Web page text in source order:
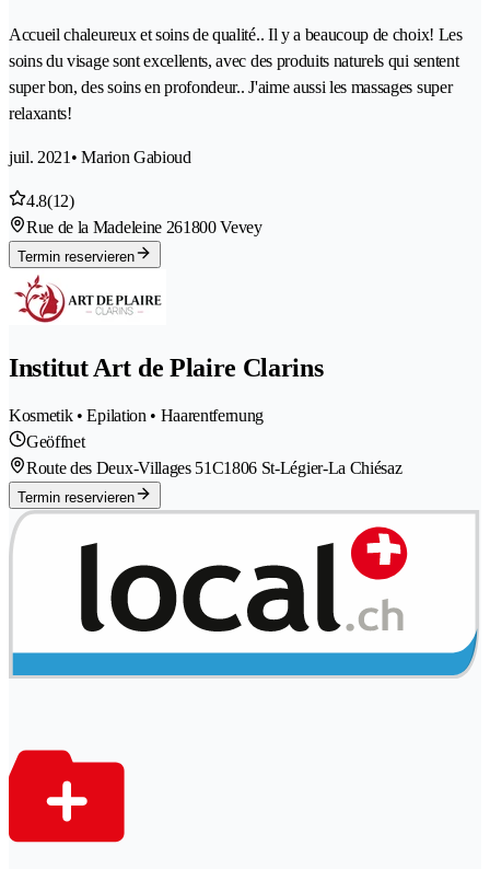
Accueil chaleureux et soins de qualité.. Il y a beaucoup de choix! Les
soins du visage sont excellents, avec des produits naturels qui sentent
super bon, des soins en profondeur.. J'aime aussi les massages super
relaxants!
juil. 2021• Marion Gabioud
4.8(12)
Rue de la Madeleine 261800 Vevey
Termin reservieren
Institut Art de Plaire Clarins
Kosmetik • Epilation • Haarentfernung
Geöffnet
Route des Deux-Villages 51C1806 St-Légier-La Chiésaz
Termin reservieren